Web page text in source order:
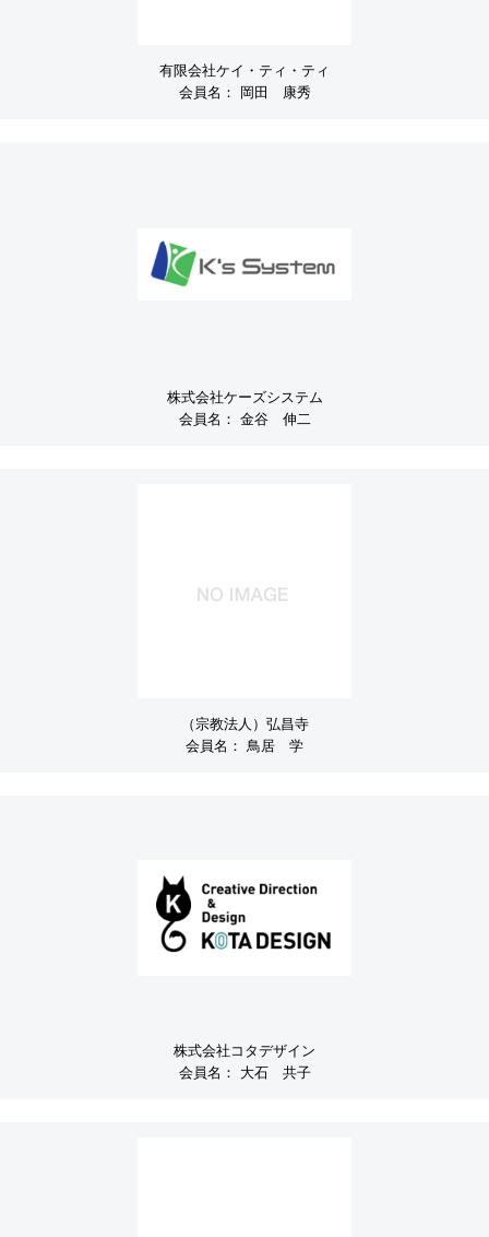
有限会社ケイ・ティ・ティ
会員名：
岡田 康秀
株式会社ケーズシステム
会員名： 金谷 伸二
（宗教法人）弘昌寺
会員名：
鳥居 学
株式会社コタデザイン
会員名：
大石 共子